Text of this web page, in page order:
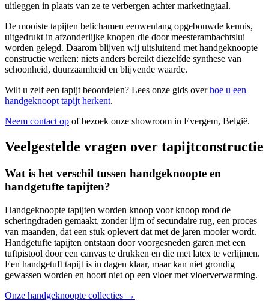
uitleggen in plaats van ze te verbergen achter marketingtaal.
De mooiste tapijten belichamen eeuwenlang opgebouwde kennis,
uitgedrukt in afzonderlijke knopen die door meesterambachtslui
worden gelegd. Daarom blijven wij uitsluitend met handgeknoopte
constructie werken: niets anders bereikt diezelfde synthese van
schoonheid, duurzaamheid en blijvende waarde.
Wilt u zelf een tapijt beoordelen? Lees onze gids overhoe u een
handgeknoopt tapijt herkent.
Neem contact op of bezoek onze showroom in Evergem, België.
Veelgestelde vragen over tapijtconstructie
Wat is het verschil tussen handgeknoopte en
handgetufte tapijten?
Handgeknoopte tapijten worden knoop voor knoop rond de
scheringdraden gemaakt, zonder lijm of secundaire rug, een proces
van maanden, dat een stuk oplevert dat met de jaren mooier wordt.
Handgetufte tapijten ontstaan door voorgesneden garen met een
tuftpistool door een canvas te drukken en die met latex te verlijmen.
Een handgetuft tapijt is in dagen klaar, maar kan niet grondig
gewassen worden en hoort niet op een vloer met vloerverwarming.
Onze handgeknoopte collecties →